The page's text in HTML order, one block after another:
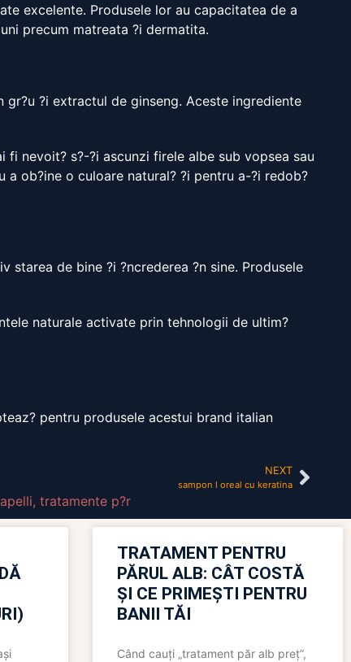
excelente. Produsele lor au capacitatea de a
precum matreata ?i dermatita.
?i extractul de ginseng. Aceste ingrediente
nevoit? s?-?i ascunzi firele albe sub vopsea sau
ob?ine o culoare natural? ?i pentru a-?i redob?
de bine ?i ?ncrederea ?n sine. Produsele
naturale activate prin tehnologii de ultim?
pentru produsele acestui brand italian
NEXT
sampon l oreal cu keratina
, tratamente p?r
TRATAMENT PENTRU
PĂRUL ALB: CÂT COSTĂ
ȘI CE PRIMEȘTI PENTRU
BANII TĂI
Când cauți „tratament păr alb preț”,